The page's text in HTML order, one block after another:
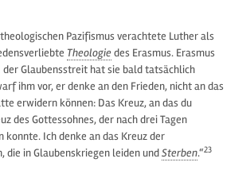
Pazifismus verachtete Luther als
Theologiedes Erasmus. Erasmus
der Glaubensstreit hat sie bald tatsächlich
ihm vor, er denke an den Frieden, nicht an das
erwidern können: Das Kreuz, an das du
des Gottessohnes, der nach drei Tagen
Ich denke an das Kreuz der
die in Glaubenskriegen leiden undSterben.“23